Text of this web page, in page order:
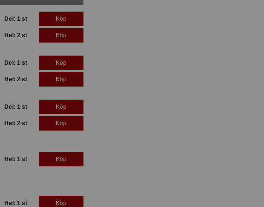
Del: 1 st Köp
Hel: 2 st Köp
Del: 1 st Köp
Hel: 2 st Köp
Del: 1 st Köp
Hel: 2 st Köp
Hel: 1 st Köp
Hel: 1 st Köp